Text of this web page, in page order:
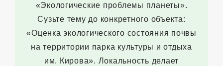
«Экологические проблемы планеты».
Сузьте тему до конкретного объекта:
«Оценка экологического состояния почвы
на территории парка культуры и отдыха
им. Кирова». Локальность делает